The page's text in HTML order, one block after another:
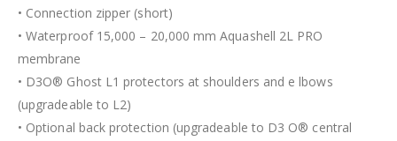
• Connection zipper (short)
• Waterproof 15,000 – 20,000 mm Aquashell 2L PRO
membrane
• D3O® Ghost L1 protectors at shoulders and e lbows
(upgradeable to L2)
• Optional back protection (upgradeable to D3 O® central